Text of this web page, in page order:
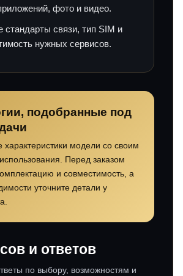
фото и видео.
стандарты связи, тип SIM и
нужных сервисов.
подобранные под
характеристики модели со своим
Перед заказом
и совместимость, а
уточните детали у
и ответов
по выбору, возможностям и